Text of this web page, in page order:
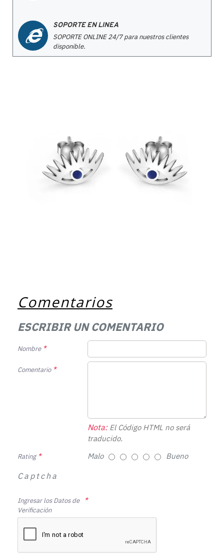
SOPORTE EN LINEA
SOPORTE ONLINE 24/7 para nuestros clientes
disponible.
Comentarios
ESCRIBIR UN COMENTARIO
Nombre
Comentario
Nota:El Código HTML no será
traducido.
Rating Malo Bueno
Captcha
Ingresar los Datos de
Verificación